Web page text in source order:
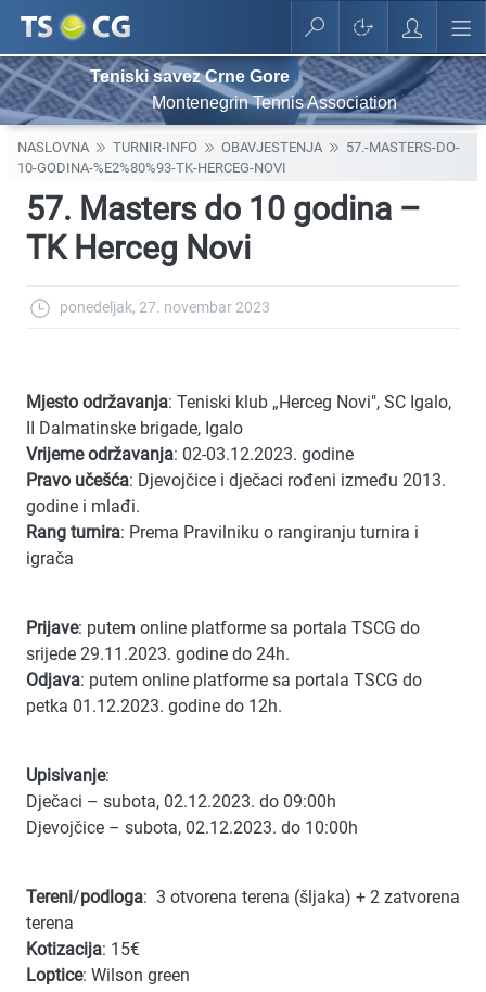
Teniski savez Crne Gore
Montenegrin Tennis Association
NASLOVNA TURNIR-INFO OBAVJESTENJA
57.-MASTERS-DO-
10-GODINA-%E2%80%93-TK-HERCEG-NOVI
57. Masters do 10 godina –
TK Herceg Novi
ponedeljak, 27. novembar 2023
Mjesto održavanja: Teniski klub „Herceg Novi", SC Igalo,
II Dalmatinske brigade, Igalo
Vrijeme održavanja: 02-03.12.2023. godine
Pravo učešća: Djevojčice i dječaci rođeni između 2013.
godine i mlađi.
Rang turnira: Prema Pravilniku o rangiranju turnira i
igrača
Prijave: putem online platforme sa portala TSCG do
srijede 29.11.2023. godine do 24h.
Odjava: putem online platforme sa portala TSCG do
petka 01.12.2023. godine do 12h.
Upisivanje:
Dječaci – subota, 02.12.2023. do 09:00h
Djevojčice – subota, 02.12.2023. do 10:00h
Tereni/podloga: 3 otvorena terena (šljaka) + 2 zatvorena
terena
Kotizacija: 15€
Loptice: Wilson green